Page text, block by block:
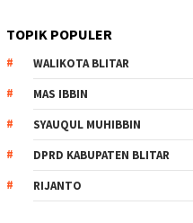
TOPIK POPULER
WALIKOTA BLITAR
MAS IBBIN
SYAUQUL MUHIBBIN
DPRD KABUPATEN BLITAR
RIJANTO